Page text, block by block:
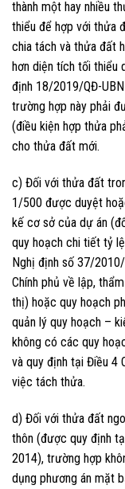
thành một hay nhiều
thiểu để hợp với thửa
chia tách và thửa đất
hơn diện tích tối thiểu
định 18/2019/QĐ-
trường hợp này phải
(điều kiện hợp thửa
cho thửa đất mới.
c) Đối với thửa đất
1/500 được duyệt
kế cơ sở của dự án
quy hoạch chi tiết tỷ
Nghị định số 37/
Chính phủ về lập,
thị) hoặc quy hoạch
quản lý quy hoạch –
không có các quy
và quy định tại Điều 4
việc tách thửa.
d) Đối với thửa đất
thôn (được quy định
2014), trường hợp
dụng phương án mặt